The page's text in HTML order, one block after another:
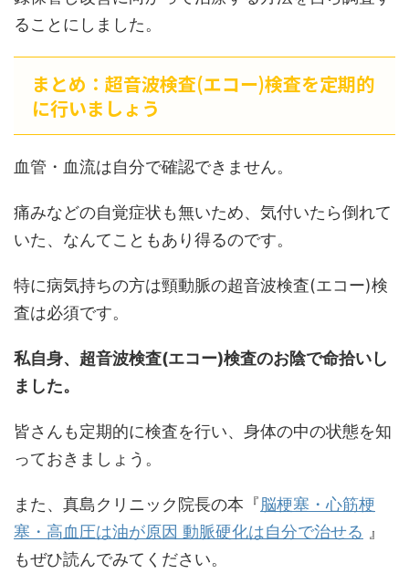
ることにしました。
まとめ：超音波検査(エコー)検査を定期的
に行いましょう
血管・血流は自分で確認できません。
痛みなどの自覚症状も無いため、気付いたら倒れて
いた、なんてこともあり得るのです。
特に病気持ちの方は頸動脈の超音波検査(エコー)検
査は必須です。
私自身、超音波検査(エコー)検査のお陰で命拾いし
ました。
皆さんも定期的に検査を行い、身体の中の状態を知
っておきましょう。
また、真島クリニック院長の本『脳梗塞・心筋梗
塞・高血圧は油が原因 動脈硬化は自分で治せる 』
もぜひ読んでみてください。